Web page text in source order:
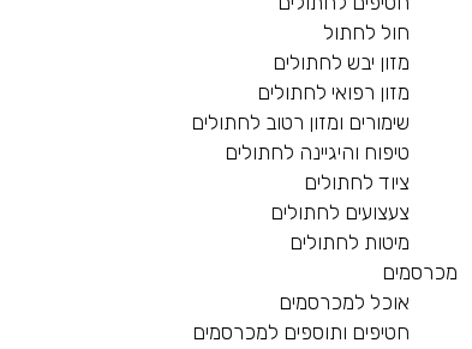
חול לחתול
מזון יבש לחתולים
מזון רפואי לחתולים
שימורים ומזון רטוב לחתולים
טיפוח והיגיינה לחתולים
ציוד לחתולים
צעצועים לחתולים
מיטות לחתולים
מכרסמים
אוכל למכרסמים
חטיפים ותוספים למכרסמים